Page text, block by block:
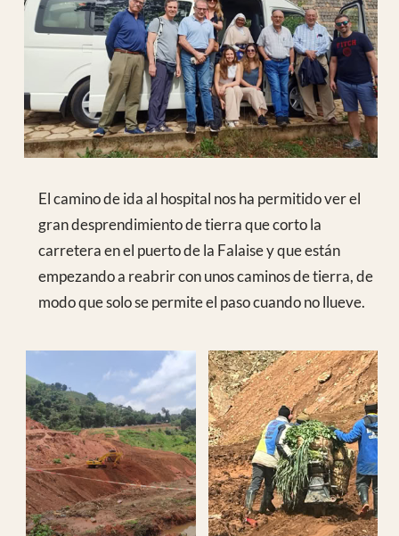
Llegamos a comer al hospital y a la tarde pasamos
visita encontrando muchos hospitalizados
Salle B Hombres
Fractura supra condílea, patela y meseta
abierta
B3Fx abierta tibia con FE (curas)
Polimiositis brazo úlcera
B5
Fx abierta diafisaria tibia
B6Pala iliaca y acetábulo tto. conservador
descarga
B7Pie diabético amputados curas
Salle A Mujeres
A1Fx abierta tibia izda defecto óseo
A4Fx cadera izda tracción
A5Degloving pie injerto úlceras + clavo fémur izdo
A6Fx pie tx con pérdida ósea 1º meatarsiano